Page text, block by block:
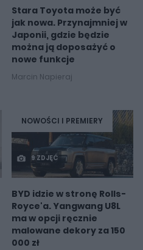
Stara Toyota może być
jak nowa. Przynajmniej w
Japonii, gdzie będzie
można ją doposażyć o
nowe funkcje
Marcin Napieraj
NOWOŚCI I PREMIERY
9 ZDJĘĆ
BYD idzie w stronę Rolls-
Royce'a. Yangwang U8L
ma w opcji ręcznie
malowane dekory za 150
000 zł